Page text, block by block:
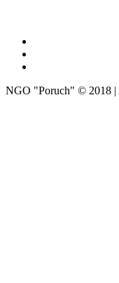
NGO "Poruch" © 2018 |